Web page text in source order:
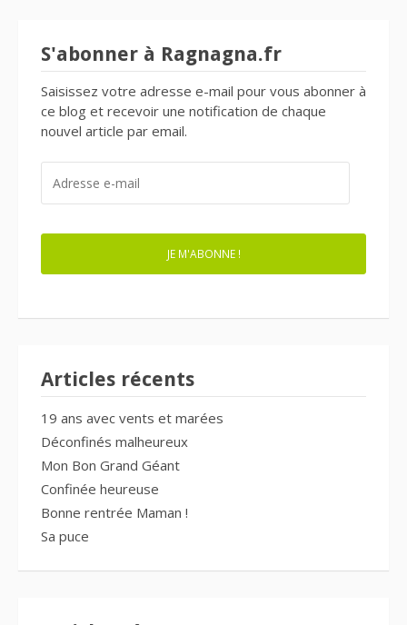
S'abonner à Ragnagna.fr
Saisissez votre adresse e-mail pour vous abonner à
ce blog et recevoir une notification de chaque
nouvel article par email.
MAIL
JE M'ABONNE !
Articles récents
19 ans avec vents et marées
Déconfinés malheureux
Mon Bon Grand Géant
Confinée heureuse
Bonne rentrée Maman !
Sa puce